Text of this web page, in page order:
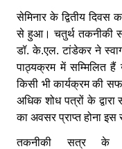
सेमिनार के द्वितीय दिवस
से हुआ। चतुर्थ तकनीकी
डॉ. के.एल. टांडेकर ने
पाठ्यक्रम में सम्मिलित हैं
किसी भी कार्यक्रम की
अधिक शोध पत्रों के
का अवसर प्राप्त होना
तकनीकी सत्र के